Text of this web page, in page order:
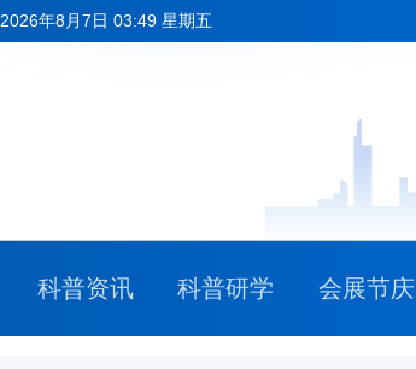
2026年8月7日 03:49 星期五
科普资讯 科普研学 会展节庆